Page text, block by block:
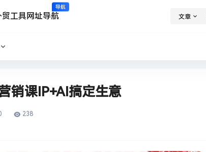
贸工具网址导航
导航
文章
销课IP+AI搞定生意
238